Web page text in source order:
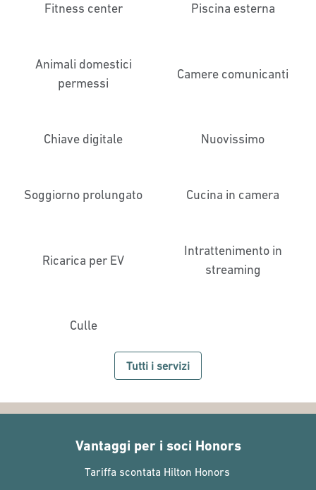
Fitness center Piscina esterna
Animali domestici
permessi
Camere comunicanti
Chiave digitale Nuovissimo
Soggiorno prolungato Cucina in camera
Ricarica per EV
Intrattenimento in
streaming
Culle
Tutti i servizi
Vantaggi per i soci Honors
Tariffa scontata Hilton Honors